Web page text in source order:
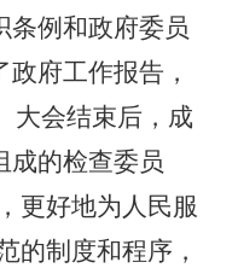
条例和政府委员
府工作报告，
大会结束后，成
成的检查委员
更好地为人民服
的制度和程序，